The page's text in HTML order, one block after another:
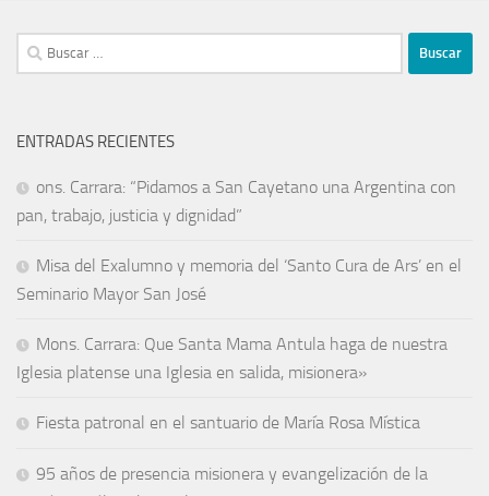
ENTRADAS RECIENTES
ons. Carrara: “Pidamos a San Cayetano una Argentina con
pan, trabajo, justicia y dignidad”
Misa del Exalumno y memoria del ‘Santo Cura de Ars’ en el
Seminario Mayor San José
Mons. Carrara: Que Santa Mama Antula haga de nuestra
Iglesia platense una Iglesia en salida, misionera»
Fiesta patronal en el santuario de María Rosa Mística
95 años de presencia misionera y evangelización de la